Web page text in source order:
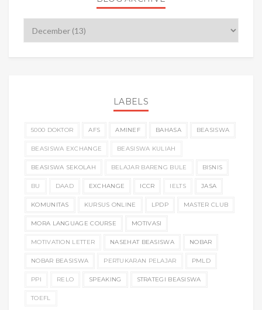
LABELS
5000 DOKTOR AFS AMINEF BAHASA BEASISWA
BEASISWA EXCHANGE BEASISWA KULIAH
BEASISWA SEKOLAH BELAJAR BARENG BULE BISNIS
BU DAAD EXCHANGE ICCR IELTS JASA
KOMUNITAS KURSUS ONLINE LPDP MASTER CLUB
MORA LANGUAGE COURSE MOTIVASI
MOTIVATION LETTER NASEHAT BEASISWA NOBAR
NOBAR BEASISWA PERTUKARAN PELAJAR PMLD
PPI RELO SPEAKING STRATEGI BEASISWA
TOEFL